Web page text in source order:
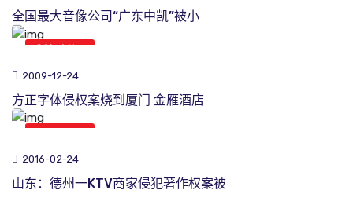
全国最大音像公司“广东中凯”被小
2009-12-24
方正字体侵权案烧到厦门 金雁酒店
2016-02-24
山东：德州一KTV商家侵犯著作权案被